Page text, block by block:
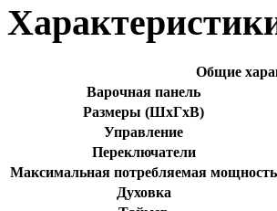
Общие
Варочная панель
Размеры (ШхГхВ)
Управление
Переключатели
Максимальная потребляемая мощность
Духовка